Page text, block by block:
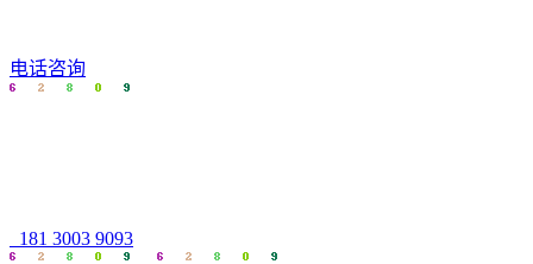
电话咨询
181 3003 9093